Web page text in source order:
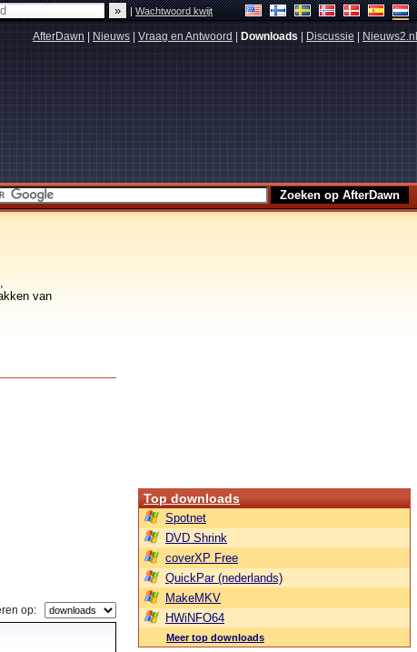
|Wachtwoord kwijt
AfterDawn Nieuws Vraag en Antwoord Downloads Discussie Nieuws2.nl
van
op:
Top downloads
Spotnet
DVD Shrink
coverXP Free
QuickPar (nederlands)
MakeMKV
HWiNFO64
Meer top downloads